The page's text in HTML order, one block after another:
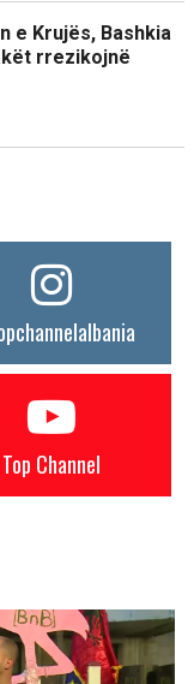
e Krujës, Bashkia
rrezikojnë
Top Channel